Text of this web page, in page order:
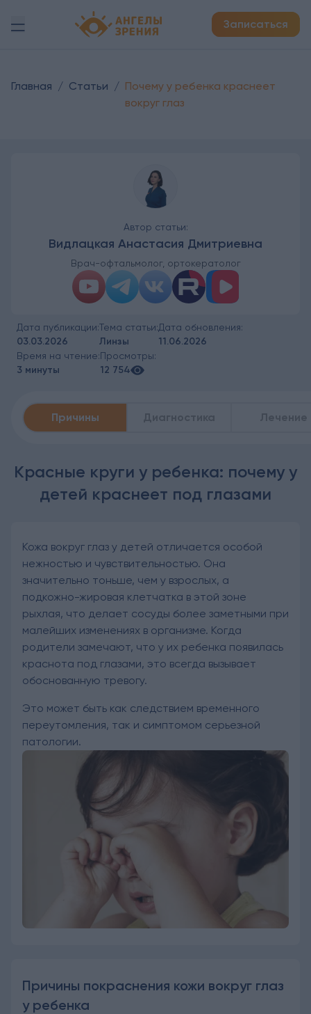
Детская офтальмология Ангелы зрения!
Записаться
Главная / Статьи / Почему у ребенка краснеет
вокруг глаз
Автор статьи:
Видлацкая Анастасия Дмитриевна
Врач-офтальмолог, ортокератолог
Дата публикации:
03.03.2026
Тема статьи:
Линзы
Дата обновления:
11.06.2026
Время на чтение:
3 минуты
Просмотры:
12 754
Причины
Красные круги у ребенка: почему у
детей краснеет под глазами
Кожа вокруг глаз у детей отличается особой
нежностью и чувствительностью. Она
значительно тоньше, чем у взрослых, а
подкожно-жировая клетчатка в этой зоне
рыхлая, что делает сосуды более заметными при
малейших изменениях в организме. Когда
родители замечают, что у их ребенка появилась
краснота под глазами, это всегда вызывает
обоснованную тревогу.
Это может быть как следствием временного
переутомления, так и симптомом серьезной
патологии.
Причины покраснения кожи вокруг глаз
у ребенка